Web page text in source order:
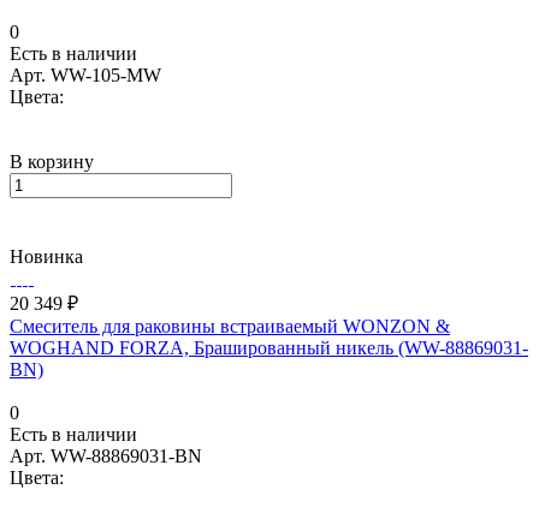
0
Есть в наличии
Арт. WW-105-MW
Цвета:
В корзину
Новинка
20 349 ₽
Смеситель для раковины встраиваемый WONZON &
WOGHAND FORZA, Брашированный никель (WW-88869031-
BN)
0
Есть в наличии
Арт. WW-88869031-BN
Цвета: